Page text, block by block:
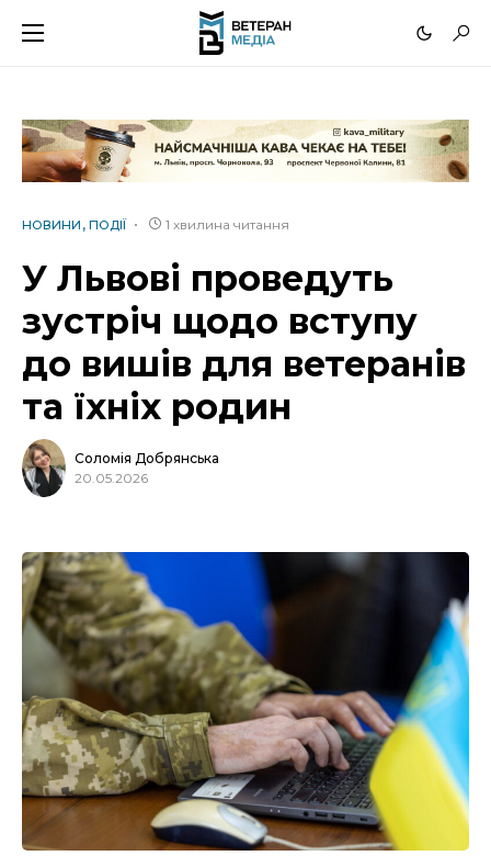
НОВИНИ ПОДІЇ 1 хвилина читання
У Львові проведуть
зустріч щодо вступу
до вишів для ветеранів
та їхніх родин
Соломія Добрянська
20.05.2026